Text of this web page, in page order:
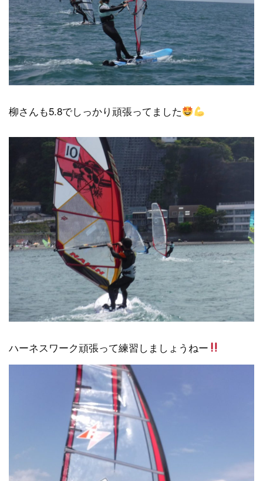
柳さんも5.8でしっかり頑張ってました
ハーネスワーク頑張って練習しましょうねー